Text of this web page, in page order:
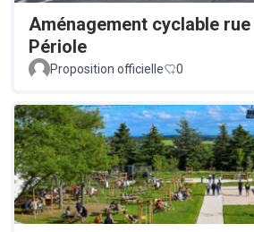
Aménagement cyclable
Périole
Proposition officielle 0